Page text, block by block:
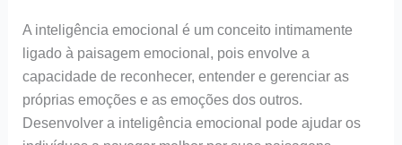
A inteligência emocional é um conceito intimamente
ligado à paisagem emocional, pois envolve a
capacidade de reconhecer, entender e gerenciar as
próprias emoções e as emoções dos outros.
Desenvolver a inteligência emocional pode ajudar os